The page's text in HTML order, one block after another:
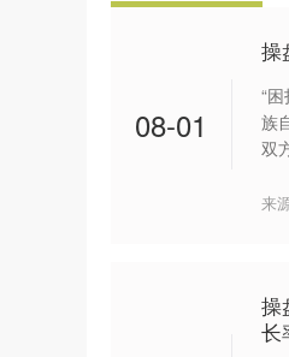
08-01
操
“
族
双
来
操
长